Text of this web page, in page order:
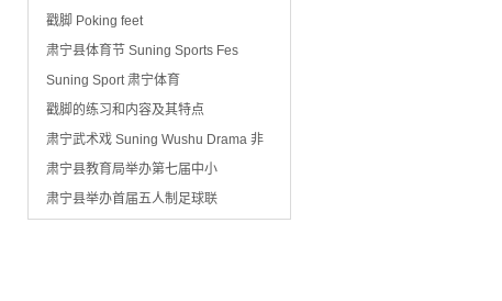
戳脚 Poking feet
肃宁县体育节 Suning Sports Fes
Suning Sport 肃宁体育
戳脚的练习和内容及其特点
肃宁武术戏 Suning Wushu Drama 非
肃宁县教育局举办第七届中小
肃宁县举办首届五人制足球联